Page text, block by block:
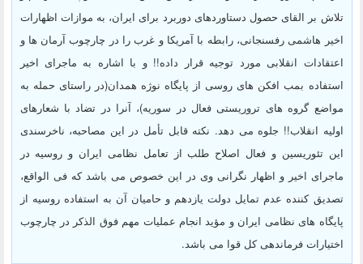
تلاش بر القای حصول دستاوردهای دوربرد برای ایران، به موازات اظهارات
اخیر هاشمی رفسنجانی، رابطه با آمریکا و غرب را در چارچوب آرمان ها و
اعتقادات انقلابی مورد توجیه قرار داده!! و با اشاره به ماجرای اخیر
استفاده بمب افکن های روسی از پایگاه نوژه همدان(در راستای حمله به
مواضع گروه های تروریستی فعال در سوریه)، آنرا در تضاد با شعارهای
اولیه انقلاب!! جلوه می دهد. نکته قابل تأمل در این مصاحبه، ناخرسندی
این تئوریسین و فعال اصلاح طلب از تعامل نظامی ایران و روسیه در
ماجرای اخیر و اظهار نگرانی وی در این خصوص می باشد که فی الواقع،
تصدیق کننده عدم تمایل دولت یازدهم و حامیان آن به استفاده روسیه از
پایگاه های نظامی ایران و مؤید انجام عملیات مهم فوق الذکر در چارچوب
اختیارات فرماندهی کل قوا می باشد.